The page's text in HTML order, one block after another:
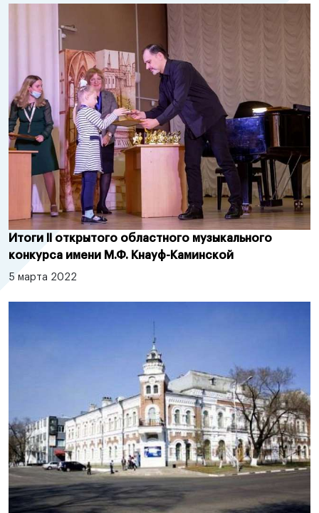
Итоги II открытого областного музыкального
конкурса имени М.Ф. Кнауф-Каминской
5 марта 2022